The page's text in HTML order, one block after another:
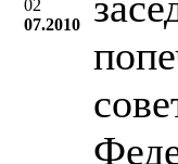
02
07.2010